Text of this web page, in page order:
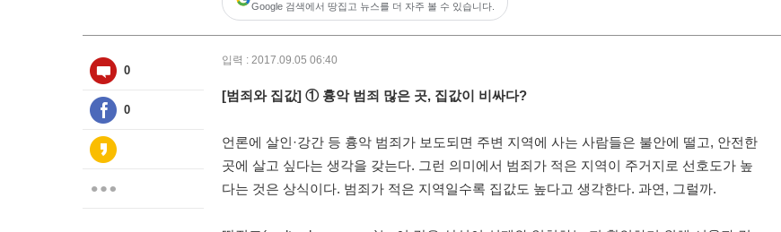
Google 검색에서 땅집고 뉴스를 더 자주 볼 수 있습니다.
0
0
입력 : 2017.09.05 06:40
[범죄와 집값] ① 흉악 범죄 많은 곳, 집값이 비싸다?
언론에 살인·강간 등 흉악 범죄가 보도되면 주변 지역에 사는 사람들은 불안에 떨고, 안전한
곳에 살고 싶다는 생각을 갖는다. 그런 의미에서 범죄가 적은 지역이 주거지로 선호도가 높
다는 것은 상식이다. 범죄가 적은 지역일수록 집값도 높다고 생각한다. 과연, 그럴까.